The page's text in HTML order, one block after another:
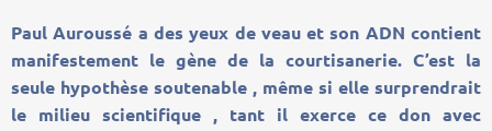
Paul Auroussé a des yeux de veau et son ADN contient
manifestement le gène de la courtisanerie. C’est la
seule hypothèse soutenable , même si elle surprendrait
le milieu scientifique , tant il exerce ce don avec